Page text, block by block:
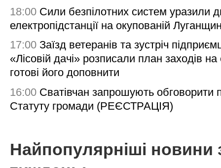
18:00 Сили безпілотних систем уразили
електропідстанції на окупованій
17:00 Заїзд ветеранів та зустріч
«Лісовій дачі» розписали план заходів на
готові його доповнити
16:00 Сватівчан запрошують обговорити
Статуту громади (РЕЄСТРАЦІЯ)
Найпопулярніші новини